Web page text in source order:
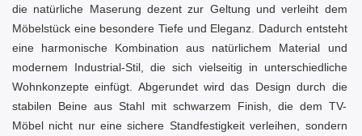
die natürliche Maserung dezent zur Geltung und verleiht dem
Möbelstück eine besondere Tiefe und Eleganz. Dadurch entsteht
eine harmonische Kombination aus natürlichem Material und
modernem Industrial-Stil, die sich vielseitig in unterschiedliche
Wohnkonzepte einfügt. Abgerundet wird das Design durch die
stabilen Beine aus Stahl mit schwarzem Finish, die dem TV-
Möbel nicht nur eine sichere Standfestigkeit verleihen, sondern